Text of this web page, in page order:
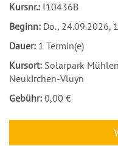
Kursnr.: I10436B
Beginn: Do., 24.09.2026,
Dauer: 1 Termin(e)
Kursort: Solarpark
Neukirchen-Vluyn
Gebühr: 0,00 €